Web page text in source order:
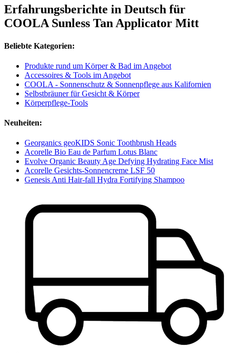
Erfahrungsberichte in Deutsch für
COOLA Sunless Tan Applicator Mitt
Beliebte Kategorien:
Produkte rund um Körper & Bad im Angebot
Accessoires & Tools im Angebot
COOLA - Sonnenschutz & Sonnenpflege aus Kalifornien
Selbstbräuner für Gesicht & Körper
Körperpflege-Tools
Neuheiten:
Georganics geoKIDS Sonic Toothbrush Heads
Acorelle Bio Eau de Parfum Lotus Blanc
Evolve Organic Beauty Age Defying Hydrating Face Mist
Acorelle Gesichts-Sonnencreme LSF 50
Genesis Anti Hair-fall Hydra Fortifying Shampoo